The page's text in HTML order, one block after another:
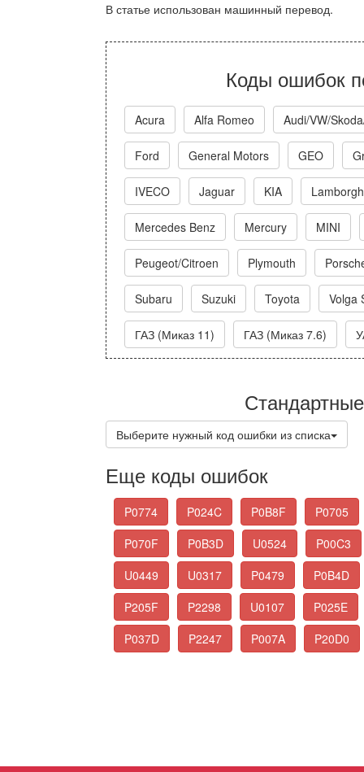
В статье использован машинный перевод.
Коды ошибок
Acura Alfa Romeo Audi/VW/
Ford General Motors GEO
IVECO Jaguar KIA
Mercedes Benz Mercury MINI
Peugeot/Citroen Plymouth
Subaru Suzuki Toyota Volga
ГАЗ (Миказ 11) ГАЗ (Миказ 7.6)
Выберите нужный код ошибки из списка
Еще коды ошибок
P0774 P024C P0B8F
P0705
P070F
P0B3D U0524
P00C3
U0449
U0317 P0479
P0B4D
P205F
P2298 U0107
P025E
P037D
P2247 P007A P20D0